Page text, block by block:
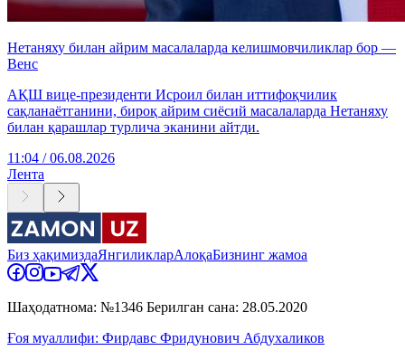
Нетаняху билан айрим масалаларда келишмовчиликлар бор —
Венс
АҚШ вице-президенти Исроил билан иттифоқчилик
сақланаётганини, бироқ айрим сиёсий масалаларда Нетаняху
билан қарашлар турлича эканини айтди.
11:04 / 06.08.2026
Лента
Биз ҳақимиздаЯнгиликларАлоқаБизнинг жамоа
Шаҳодатнома: №1346 Берилган сана: 28.05.2020
Ғоя муаллифи: Фирдавс Фридунович Абдухаликов